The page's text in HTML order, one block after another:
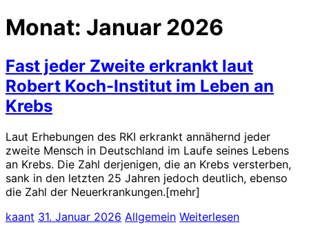
Monat: Januar 2026
Fast jeder Zweite erkrankt laut
Robert Koch-Institut im Leben an
Krebs
Laut Erhebungen des RKI erkrankt annähernd jeder
zweite Mensch in Deutschland im Laufe seines Lebens
an Krebs. Die Zahl derjenigen, die an Krebs versterben,
sank in den letzten 25 Jahren jedoch deutlich, ebenso
die Zahl der Neuerkrankungen.[mehr]
kaant 31. Januar 2026 Allgemein Weiterlesen